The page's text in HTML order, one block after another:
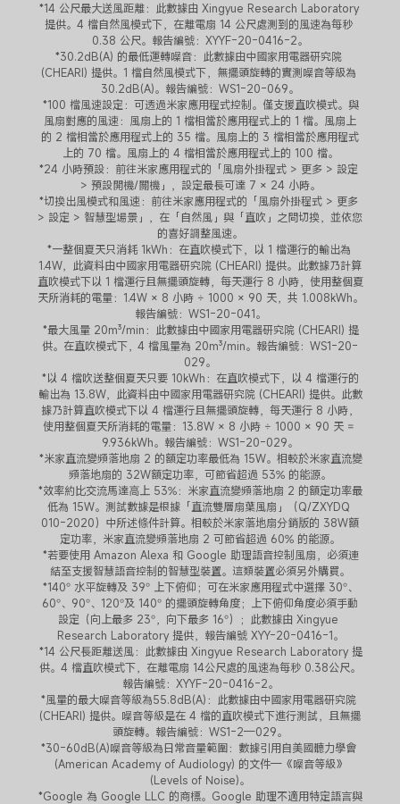
*14 公尺最大送風距離：此數據由 Xingyue Research Laboratory
提供。4 檔自然風模式下，在離電扇 14 公尺處測到的風速為每秒
0.38 公尺。報告編號：XYYF-20-0416-2。
*30.2dB(A) 的最低運轉噪音：此數據由中國家用電器研究院
(CHEARI) 提供。1 檔自然風模式下，無擺頭旋轉的實測噪音等級為
30.2dB(A)。報告編號：WS1-20-069。
*100 檔風速設定：可透過米家應用程式控制。僅支援直吹模式。與
風扇對應的風速：風扇上的 1 檔相當於應用程式上的 1 檔。風扇上
的 2 檔相當於應用程式上的 35 檔。風扇上的 3 檔相當於應用程式
上的 70 檔。風扇上的 4 檔相當於應用程式上的 100 檔。
*24 小時預設：前往米家應用程式的「風扇外掛程式 > 更多 > 設定
> 預設開機/關機」，設定最長可達 7 × 24 小時。
*切換出風模式和風速：前往米家應用程式的「風扇外掛程式 > 更多
> 設定 > 智慧型場景」，在「自然風」與「直吹」之間切換，並依您
的喜好調整風速。
*一整個夏天只消耗 1kWh：在直吹模式下，以 1 檔運行的輸出為
1.4W，此資料由中國家用電器研究院 (CHEARI) 提供。此數據乃計算
直吹模式下以 1 檔運行且無擺頭旋轉，每天運行 8 小時，使用整個夏
天所消耗的電量：1.4W × 8 小時 ÷ 1000 × 90 天，共 1.008kWh。
報告編號：WS1-20-041。
*最大風量 20m³/min：此數據由中國家用電器研究院 (CHEARI) 提
供。在直吹模式下，4 檔風量為 20m³/min。報告編號：WS1-20-
029。
*以 4 檔吹送整個夏天只要 10kWh：在直吹模式下，以 4 檔運行的
輸出為 13.8W，此資料由中國家用電器研究院 (CHEARI) 提供。此數
據乃計算直吹模式下以 4 檔運行且無擺頭旋轉，每天運行 8 小時，
使用整個夏天所消耗的電量：13.8W × 8 小時 ÷ 1000 × 90 天 =
9.936kWh。報告編號：WS1-20-029。
*米家直流變頻落地扇 2 的額定功率最低為 15W。相較於米家直流變
頻落地扇的 32W額定功率，可節省超過 53% 的能源。
*效率約比交流馬達高上 53%：米家直流變頻落地扇 2 的額定功率最
低為 15W。測試數據是根據「直流雙層扇葉風扇」（Q/ZXYDQ
010-2020）中所述條件計算。相較於米家落地扇分銷版的 38W額
定功率，米家直流變頻落地扇 2 可節省超過 60% 的能源。
*若要使用 Amazon Alexa 和 Google 助理語音控制風扇，必須連
結至支援智慧語音控制的智慧型裝置。這類裝置必須另外購買。
*140° 水平旋轉及 39° 上下俯仰；可在米家應用程式中選擇 30°、
60°、90°、120°及 140° 的擺頭旋轉角度；上下俯仰角度必須手動
設定（向上最多 23°，向下最多 16°）；此數據由 Xingyue
Research Laboratory 提供，報告編號 XYY-20-0416-1。
*14 公尺長距離送風：此數據由 Xingyue Research Laboratory 提
供。4 檔直吹模式下，在離電扇 14公尺處的風速為每秒 0.38公尺。
報告編號：XYYF-20-0416-2。
*風量的最大噪音等級為55.8dB(A)：此數據由中國家用電器研究院
(CHEARI) 提供。噪音等級是在 4 檔的直吹模式下進行測試，且無擺
頭旋轉。報告編號：WS1-2—029。
*30-60dB(A)噪音等級為日常音量範圍：數據引用自美國聽力學會
(American Academy of Audiology) 的文件—《噪音等級》
(Levels of Noise)。
*Google 為 Google LLC 的商標。Google 助理不適用特定語言與